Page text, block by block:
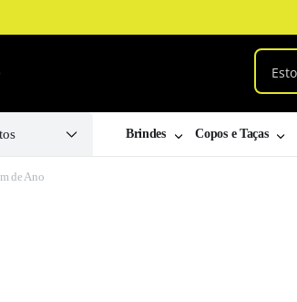
Brindes Copos e Taças
de Ano